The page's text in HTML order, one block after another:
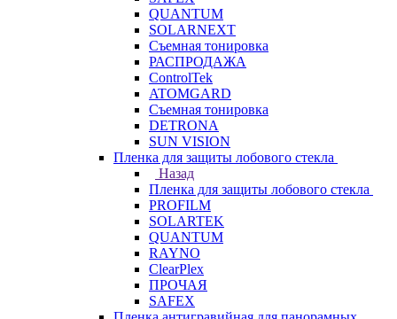
QUANTUM
SOLARNEXT
Съемная тонировка
РАСПРОДАЖА
ControlTek
ATOMGARD
Съемная тонировка
DETRONA
SUN VISION
Пленка для защиты лобового стекла
Назад
Пленка для защиты лобового стекла
PROFILM
SOLARTEK
QUANTUM
RAYNO
ClearPlex
ПРОЧАЯ
SAFEX